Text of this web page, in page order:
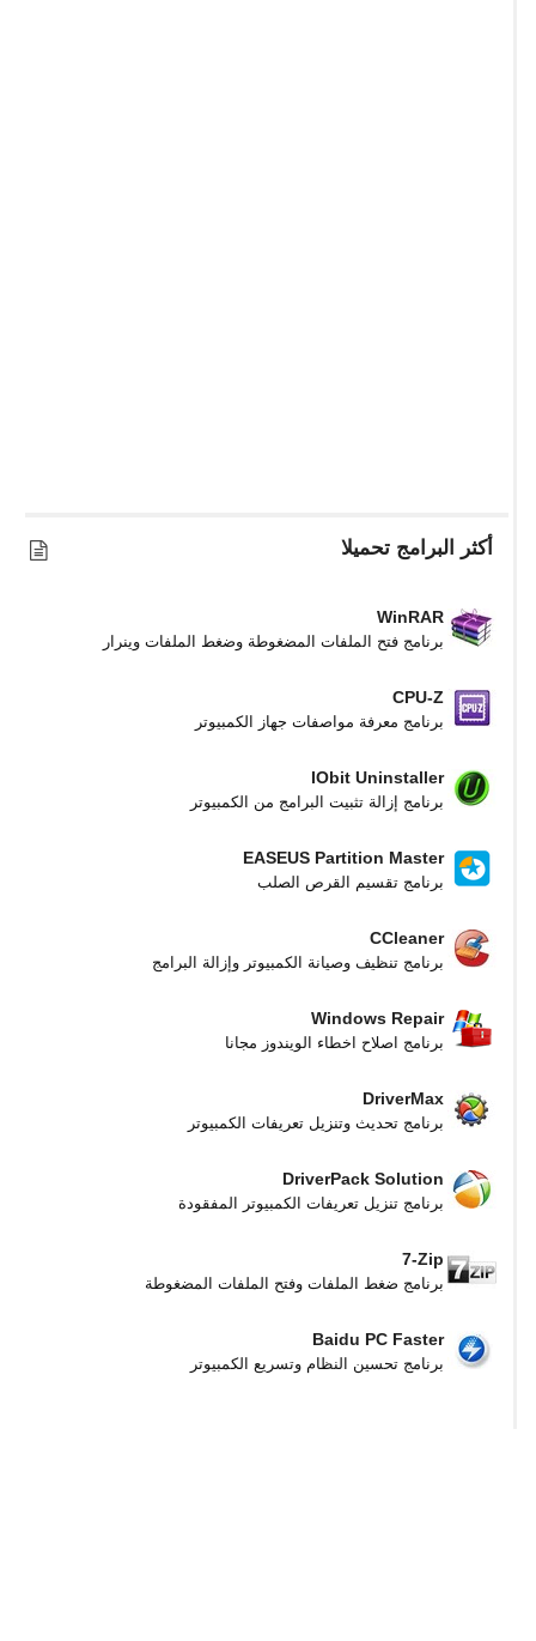
أكثر البرامج تحميلا
WinRAR
برنامج فتح الملفات المضغوطة وضغط الملفات وينرار
CPU-Z
برنامج معرفة مواصفات جهاز الكمبيوتر
IObit Uninstaller
برنامج إزالة تثبيت البرامج من الكمبيوتر
EASEUS Partition Master
برنامج تقسيم القرص الصلب
CCleaner
برنامج تنظيف وصيانة الكمبيوتر وإزالة البرامج
Windows Repair
برنامج اصلاح اخطاء الويندوز مجانا
DriverMax
برنامج تحديث وتنزيل تعريفات الكمبيوتر
DriverPack Solution
برنامج تنزيل تعريفات الكمبيوتر المفقودة
7-Zip
برنامج ضغط الملفات وفتح الملفات المضغوطة
Baidu PC Faster
برنامج تحسين النظام وتسريع الكمبيوتر